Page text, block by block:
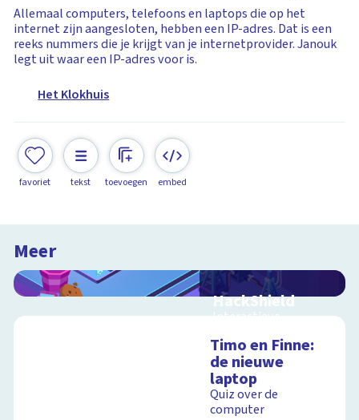
Allemaal computers, telefoons en laptops die op het
internet zijn aangesloten, hebben een IP-adres. Dat is een
reeks nummers die je krijgt van je internetprovider. Janouk
legt uit waar een IP-adres voor is.
Het Klokhuis
favoriet tekst toevoegen embed
Meer
HackShield
Interactieve
cyberveiligheid
Timo en Finne:
de nieuwe
laptop
Quiz over de
computer